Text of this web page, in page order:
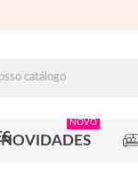
NOVIDADES
NOVO